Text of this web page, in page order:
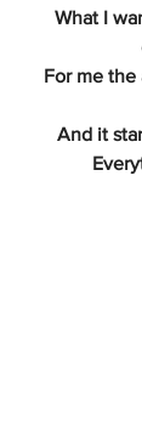
What I
For me
And it